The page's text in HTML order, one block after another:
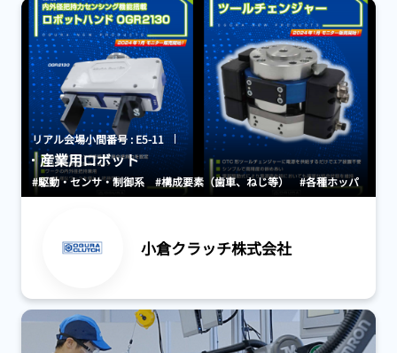
リアル会場小間番号 : E5-11
産業用ロボット
#駆動・センサ・制御系 #構成要素（歯車、ねじ等） #各種ホッパ
小倉クラッチ株式会社